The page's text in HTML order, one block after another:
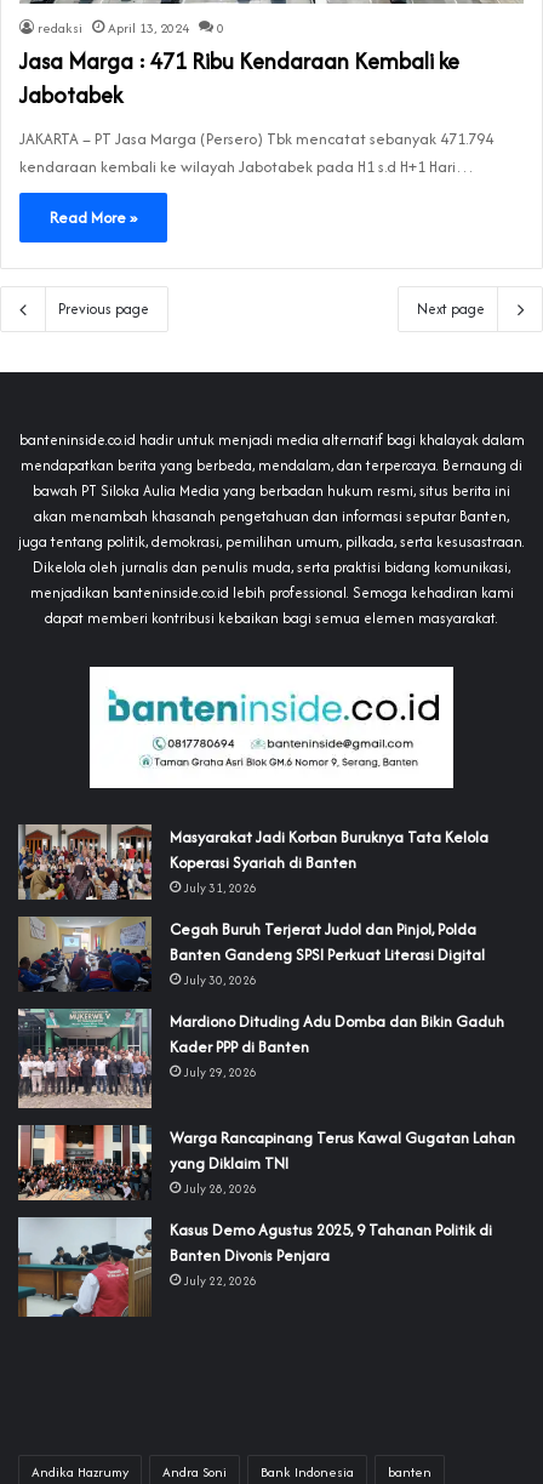
redaksi April 13, 2024 0
Jasa Marga : 471 Ribu Kendaraan Kembali ke
Jabotabek
JAKARTA – PT Jasa Marga (Persero) Tbk mencatat sebanyak 471.794
kendaraan kembali ke wilayah Jabotabek pada H1 s.d H+1 Hari…
Read More »
Previous page Next page
banteninside.co.id hadir untuk menjadi media alternatif bagi khalayak dalam
mendapatkan berita yang berbeda, mendalam, dan terpercaya. Bernaung di
bawah PT Siloka Aulia Media yang berbadan hukum resmi, situs berita ini
akan menambah khasanah pengetahuan dan informasi seputar Banten,
juga tentang politik, demokrasi, pemilihan umum, pilkada, serta kesusastraan.
Dikelola oleh jurnalis dan penulis muda, serta praktisi bidang komunikasi,
menjadikan banteninside.co.id lebih professional. Semoga kehadiran kami
dapat memberi kontribusi kebaikan bagi semua elemen masyarakat.
‎Masyarakat Jadi Korban Buruknya Tata Kelola
Koperasi Syariah di Banten
July 31, 2026
Cegah Buruh Terjerat Judol dan Pinjol, Polda
Banten Gandeng SPSI Perkuat Literasi Digital
July 30, 2026
‎Mardiono Dituding Adu Domba dan Bikin Gaduh
Kader PPP di Banten
July 29, 2026
‎Warga Rancapinang Terus Kawal Gugatan Lahan
yang Diklaim TNI‎‎
July 28, 2026
‎Kasus Demo Agustus 2025, 9 Tahanan Politik di
Banten Divonis Penjara
July 22, 2026
Andika Hazrumy Andra Soni Bank Indonesia banten